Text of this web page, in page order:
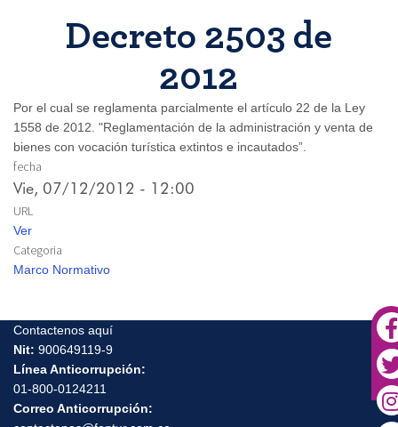
Decreto 2503 de
2012
Por el cual se reglamenta parcialmente el artículo 22 de la Ley
1558 de 2012. "Reglamentación de la administración y venta de
bienes con vocación turística extintos e incautados”.
fecha
Vie, 07/12/2012 - 12:00
URL
Ver
Categoria
Marco Normativo
Contactenos aquí
Nit: 900649119-9
Línea Anticorrupción:
01-800-0124211
Correo Anticorrupción: